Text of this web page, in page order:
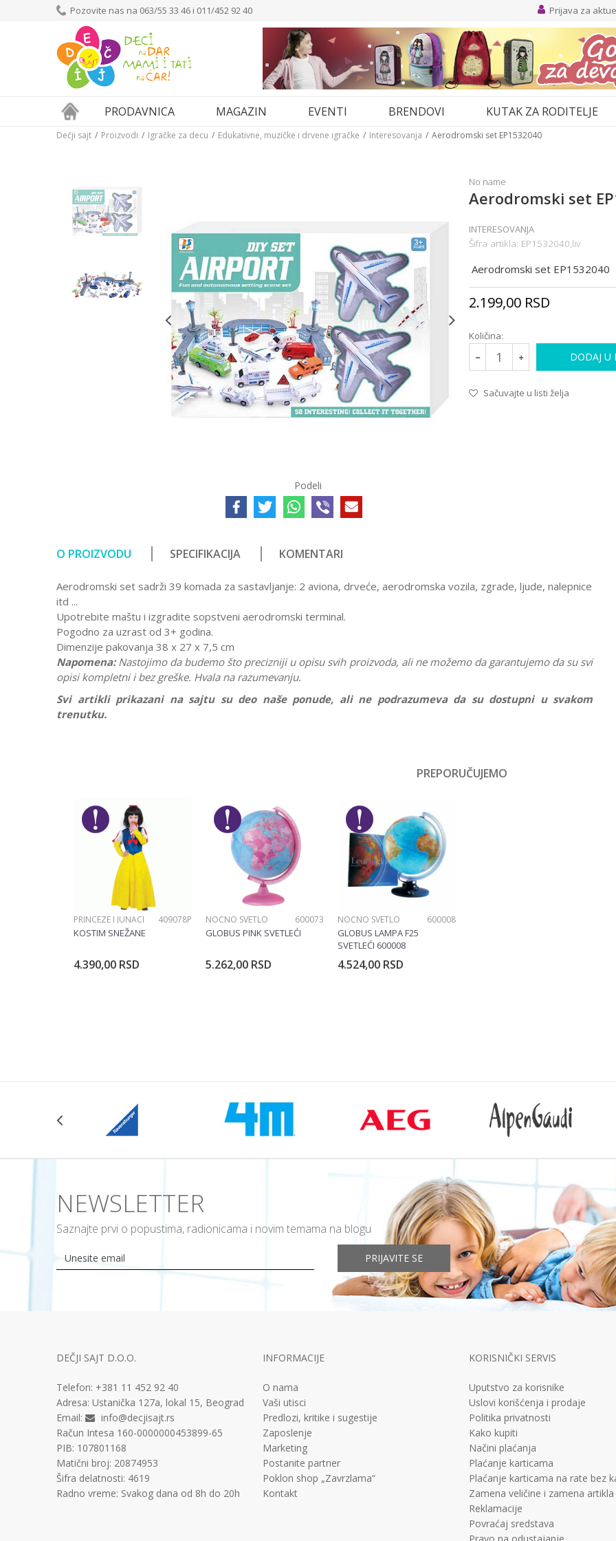
Pozovite nas na 063/55 33 46 i 011/452 92 40 Prijava za
PRODAVNICA MAGAZIN EVENTI BRENDOVI KUTAK ZA RODITELJE
Dečji sajt Proizvodi Igračke za decu Edukativne, muzičke i drvene igračke Interesovanja Aerodromski set EP1532040
Podeli
No name
Aerodromski set
INTERESOVANJA
Šifra artikla: EP1532040,liv
Aerodromski set EP1532040
2.199,00 RSD
Količina:
DODAJ U
Sačuvajte u listi želja
O PROIZVODU SPECIFIKACIJA KOMENTARI
Aerodromski set sadrži 39 komada za sastavljanje: 2 aviona, drveće, aerodromska vozila, zgrade, ljude, nalepnice
itd ...
Upotrebite maštu i izgradite sopstveni aerodromski terminal.
Pogodno za uzrast od 3+ godina.
Dimenzije pakovanja 38 x 27 x 7,5 cm
Napomena: Nastojimo da budemo što precizniji u opisu svih proizvoda, ali ne možemo da garantujemo da su svi
opisi kompletni i bez greške. Hvala na razumevanju.
Svi artikli prikazani na sajtu su deo naše ponude, ali ne podrazumeva da su dostupni u svakom
trenutku.
Brend
No name
Poruka
POŠALJI
PREPORUČUJEMO
PRINCEZE I JUNACI 409078P
KOSTIM SNEŽANE
4.390,00 RSD
NOĆNO SVETLO 600073
GLOBUS PINK SVETLEĆI
5.262,00 RSD
NOĆNO SVETLO 600008
GLOBUS LAMPA F25
SVETLEĆI 600008
4.524,00 RSD
NEWSLETTER
Saznajte prvi o popustima, radionicama i novim temama na blogu
PRIJAVITE SE
DEČJI SAJT D.O.O.
Telefon: +381 11 452 92 40
Adresa: Ustanička 127a, lokal 15, Beograd
Email:
info@decjisajt.rs
Račun Intesa 160-0000000453899-65
PIB: 107801168
Matični broj: 20874953
Šifra delatnosti: 4619
Radno vreme: Svakog dana od 8h do 20h
INFORMACIJE
O nama
Vaši utisci
Predlozi, kritike i sugestije
Zaposlenje
Marketing
Postanite partner
Poklon shop „Zavrzlama“
Kontakt
KORISNIČKI SERVIS
Uputstvo za korisnike
Uslovi korišćenja i prodaje
Politika privatnosti
Kako kupiti
Načini plaćanja
Plaćanje karticama
Plaćanje karticama na rate bez
Zamena veličine i zamena
Reklamacije
Povraćaj sredstava